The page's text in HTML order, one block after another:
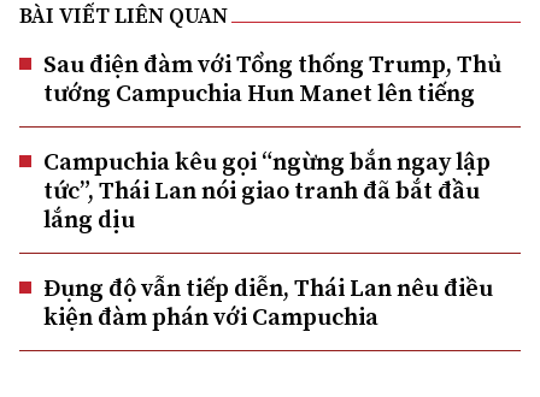
BÀI VIẾT LIÊN QUAN
Sau điện đàm với Tổng thống Trump, Thủ
tướng Campuchia Hun Manet lên tiếng
Campuchia kêu gọi “ngừng bắn ngay lập
tức”, Thái Lan nói giao tranh đã bắt đầu
lắng dịu
Đụng độ vẫn tiếp diễn, Thái Lan nêu điều
kiện đàm phán với Campuchia